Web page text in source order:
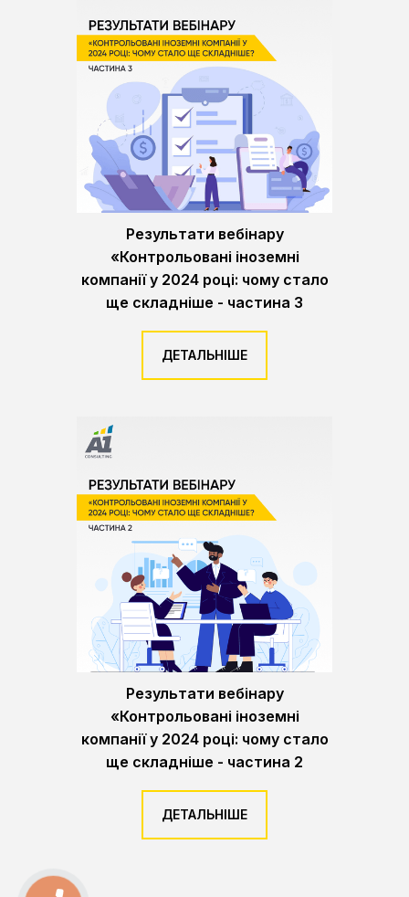
Результати вебінару
«Контрольовані іноземні
компанії у 2024 році: чому стало
ще складніше - частина 3
ДЕТАЛЬНІШЕ
Результати вебінару
«Контрольовані іноземні
компанії у 2024 році: чому стало
ще складніше - частина 2
ДЕТАЛЬНІШЕ